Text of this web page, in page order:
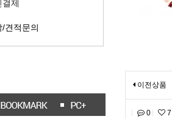
결제
/견적문의
이전상품
0 7